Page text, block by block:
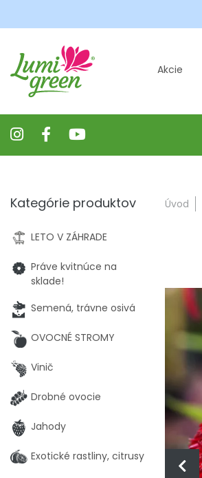
Akcie
Úvod
Kategórie produktov
LETO V ZÁHRADE
Práve kvitnúce na
sklade!
Semená, trávne osivá
OVOCNÉ STROMY
Vinič
Drobné ovocie
Jahody
Exotické rastliny, citrusy